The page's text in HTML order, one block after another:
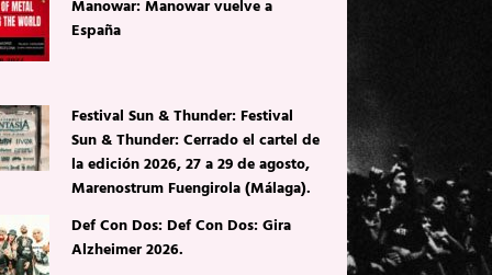
Manowar: Manowar vuelve a
España
Festival Sun & Thunder: Festival
Sun & Thunder: Cerrado el cartel de
la edición 2026, 27 a 29 de agosto,
Marenostrum Fuengirola (Málaga).
Def Con Dos: Def Con Dos: Gira
Alzheimer 2026.